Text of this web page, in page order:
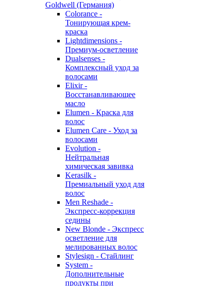
Goldwell (Германия)
Colorance -
Тонирующая крем-
краска
Lightdimensions -
Премиум-осветление
Dualsenses -
Комплексный уход за
волосами
Elixir -
Восстанавливающее
масло
Elumen - Краска для
волос
Elumen Care - Уход за
волосами
Evolution -
Нейтральная
химическая завивка
Kerasilk -
Премиальный уход для
волос
Men Reshade -
Экспресс-коррекция
седины
New Blonde - Экспресс
осветление для
мелированных волос
Stylesign - Стайлинг
System -
Дополнительные
продукты при